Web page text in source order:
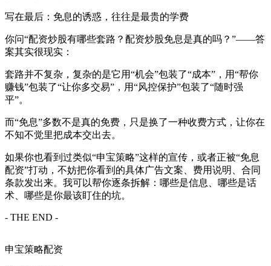
写在最后：免息的诱惑，往往是最贵的学费
你问“配资炒股有哪些套路？配资炒股免息是真的吗？”——答
案其实很现实：
套路并不复杂，复杂的是它用“机会”包装了“成本”，用“帮你
赚钱”包装了“让你多交易”，用“风控保护”包装了“随时强
平”。
而“免息”多数不是真的免费，只是换了一种收费方式，让你在
不知不觉里把成本交出去。
如果你也看到过类似“申宝策略”这样的宣传，或者正被“免息
配资”打动，不妨把你看到的具体广告文案、费用说明、合同
条款发出来。我可以帮你逐条拆解：哪些是信息、哪些是话
术、哪些是你最该盯住的坑。
- THE END -
申宝策略配资